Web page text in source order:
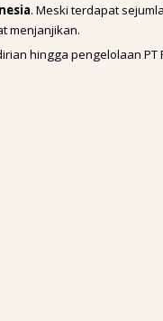
. Meski terdapat
menjanjikan.
hingga pengelolaan